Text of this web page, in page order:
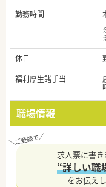
勤務時間
休日
福利厚生諸手当
職場情報
求人票に書
“詳しい職
をお伝えし